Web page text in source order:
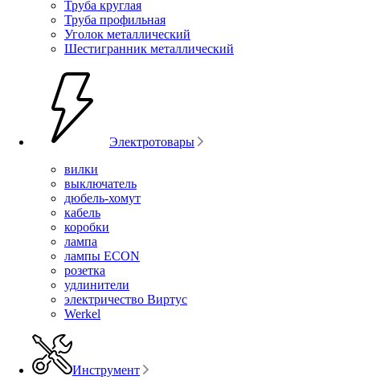
Труба круглая
Труба профильная
Уголок металлический
Шестигранник металлический
Электротовары
вилки
выключатель
дюбель-хомут
кабель
коробки
лампа
лампы ECON
розетка
удлинители
электричество Виртус
Werkel
Инструмент